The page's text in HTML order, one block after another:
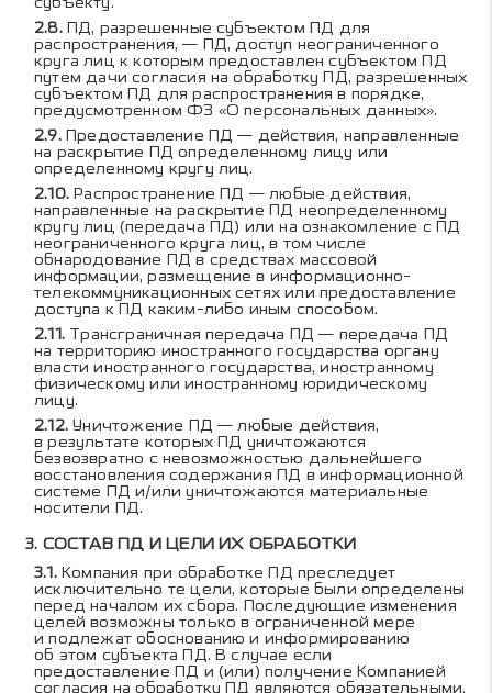
ПД, разрешенные субъектом ПД для
распространения, — ПД, доступ неограниченного
круга лиц к которым предоставлен субъектом ПД
путем дачи согласия на обработку ПД, разрешенных
субъектом ПД для распространения в порядке,
предусмотренном ФЗ «О персональных данных».
Предоставление ПД — действия, направленные
на раскрытие ПД определенному лицу или
определенному кругу лиц.
Распространение ПД — любые действия,
направленные на раскрытие ПД неопределенному
кругу лиц (передача ПД) или на ознакомление с ПД
неограниченного круга лиц, в том числе
обнародование ПД в средствах массовой
информации, размещение в информационно-
телекоммуникационных сетях или предоставление
доступа к ПД каким-либо иным способом.
Трансграничная передача ПД — передача ПД
на территорию иностранного государства органу
власти иностранного государства, иностранному
физическому или иностранному юридическому
лицу.
Уничтожение ПД — любые действия,
в результате которых ПД уничтожаются
безвозвратно с невозможностью дальнейшего
восстановления содержания ПД в информационной
системе ПД и/или уничтожаются материальные
носители ПД.
СОСТАВ ПД И ЦЕЛИ ИХ ОБРАБОТКИ
Компания при обработке ПД преследует
исключительно те цели, которые были определены
перед началом их сбора. Последующие изменения
целей возможны только в ограниченной мере
и подлежат обоснованию и информированию
об этом субъекта ПД. В случае если
предоставление ПД и (или) получение Компанией
согласия на обработку ПД являются обязательными,